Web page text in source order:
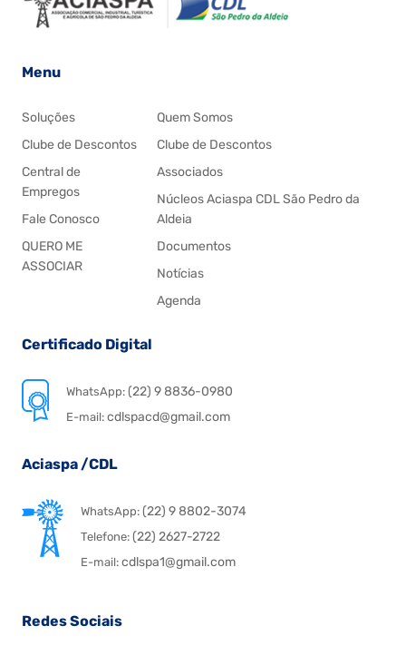
Menu
Soluções
Clube de Descontos
Central de
Empregos
Fale Conosco
QUERO ME
ASSOCIAR
Quem Somos
Clube de Descontos
Associados
Núcleos Aciaspa CDL São Pedro da
Aldeia
Documentos
Notícias
Agenda
Certificado Digital
WhatsApp:(22) 9 8836-0980
E-mail: cdlspacd@gmail.com
Aciaspa /CDL
WhatsApp:(22) 9 8802-3074
Telefone:(22) 2627-2722
E-mail:cdlspa1@gmail.com
Redes Sociais